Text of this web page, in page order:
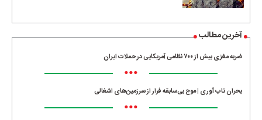
آخرین مطالب
ضربه مغزی بیش از ۷۰۰ نظامی آمریکایی در حملات ایران
•••
بحران تاب آوری | موج بی‌سابقه فرار از سرزمین‌های اشغالی
•••